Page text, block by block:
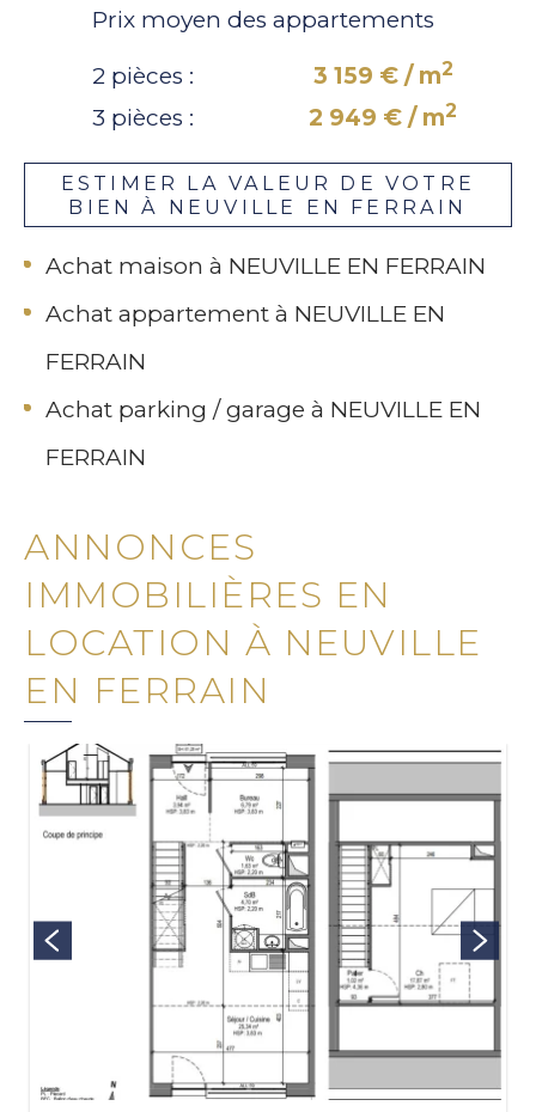
Prix moyen des appartements
2 pièces : 3 159 € / m2
3 pièces : 2 949 € / m2
ESTIMER LA VALEUR DE VOTRE
BIEN À NEUVILLE EN FERRAIN
Achat maison à NEUVILLE EN FERRAIN
Achat appartement à NEUVILLE EN
FERRAIN
Achat parking / garage à NEUVILLE EN
FERRAIN
ANNONCES
IMMOBILIÈRES EN
LOCATION À NEUVILLE
EN FERRAIN